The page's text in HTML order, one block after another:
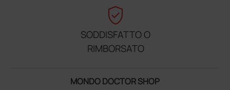
verified_user
SODDISFATTO O
RIMBORSATO
MONDO DOCTOR SHOP